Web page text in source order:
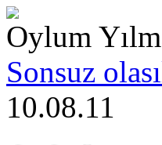
Oylum
Sonsuz
10.08.11